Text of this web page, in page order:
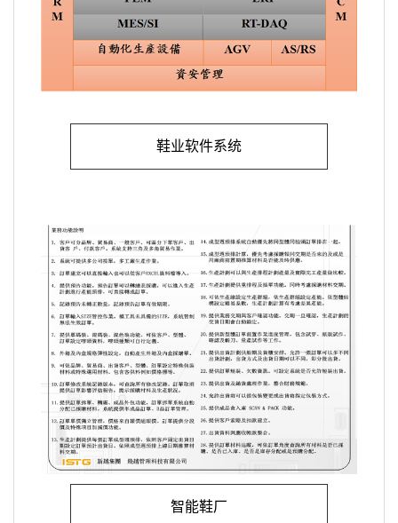
鞋业软件系统
智能鞋厂